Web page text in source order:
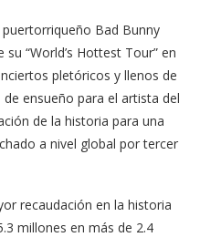
Bad Bunny
“World’s Hottest Tour” en
pletóricos y llenos de
ensueño para el artista del
de la historia para una
a nivel global por tercer
recaudación en la historia
millones en más de 2.4